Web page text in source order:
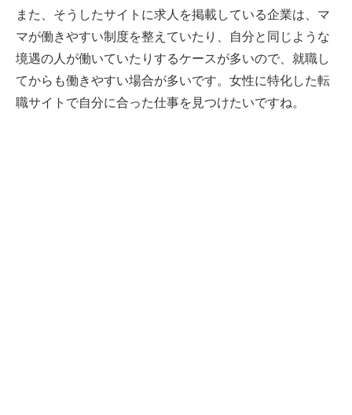
また、そうしたサイトに求人を掲載している企業は、マ
マが働きやすい制度を整えていたり、自分と同じような
境遇の人が働いていたりするケースが多いので、就職し
てからも働きやすい場合が多いです。女性に特化した転
職サイトで自分に合った仕事を見つけたいですね。